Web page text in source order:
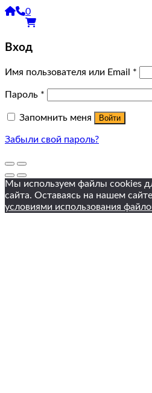
0
Вход
Имя пользователя или Email *
Пароль *
Запомнить меня Войти
Забыли свой пароль?
Мы используем файлы cookies
сайта. Оставаясь на нашем
условиями использования